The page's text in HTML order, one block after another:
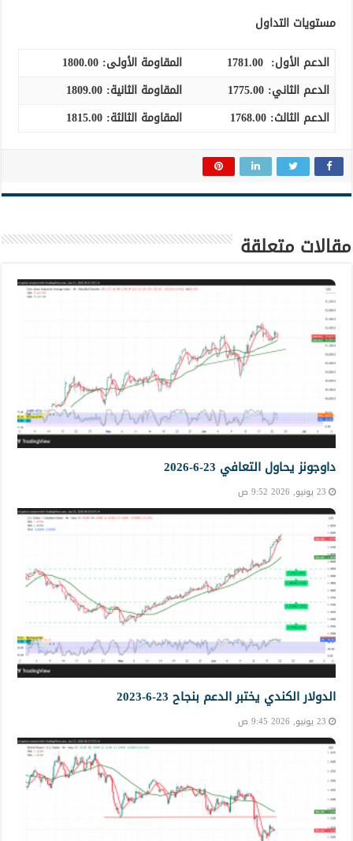
مستويات التداول
الدعم الأول: 1781.00 المقاومة الأولى: 1800.00
الدعم الثاني: 1775.00 المقاومة الثانية: 1809.00
الدعم الثالث:
1768.00 المقاومة الثالثة: 1815.00
مقالات متعلقة
داوجونز يحاول التعافي 23-6-2026
23 يونيو, 2026 9:52 ص
الدولار الكندي يختبر الدعم بنجاح 23-6-2023
23 يونيو, 2026 9:45 ص